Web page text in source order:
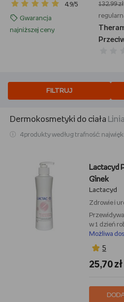
Krem regenerujący,
50 ml
4.9/5
Gwarancja
najniższej ceny
132,99 zł
FILTRUJ
Dermokosmetyki do ciała
4 produkty według trafność:
Lactacyd
Ginek
Lactacyd
Zdrowie i
w 1 dzień
Możliwa
5
25,70 zł